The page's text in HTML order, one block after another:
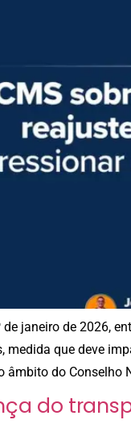
de janeiro de 2026,
medida que deve
âmbito do Conselho
do